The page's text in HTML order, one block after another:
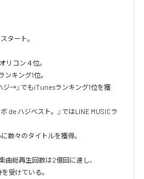
タート。
リコン４位。
ンキング1位。
ジ→』でもiTunesランキング1位を獲
de ハジベスト。』ではLINE MUSICラ
数々のタイトルを獲得。
総再生回数は2億回に達し、
受けている。